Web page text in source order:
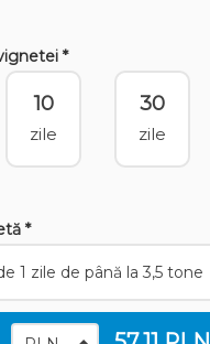
*
10
zile
30
zile
*